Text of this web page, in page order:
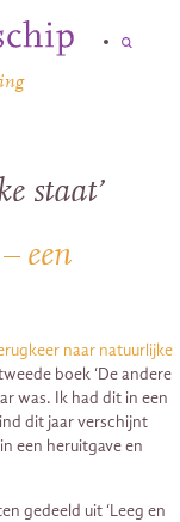
staat’
een
naar natuurlijke
boek ‘De andere
was. Ik had dit in een
dit jaar verschijnt
een heruitgave en
gedeeld uit ‘Leeg en